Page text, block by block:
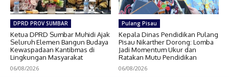
DPRD PROV SUMBAR
Ketua DPRD Sumbar Muhidi Ajak
Seluruh Elemen Bangun Budaya
Kewaspadaan Kantibmas di
Lingkungan Masyarakat
06/08/2026
Pulang Pisau
Kepala Dinas Pendidikan Pulang
Pisau Nikarther Dorong: Lomba
Jadi Momentum Ukur dan
Ratakan Mutu Pendidikan
06/08/2026